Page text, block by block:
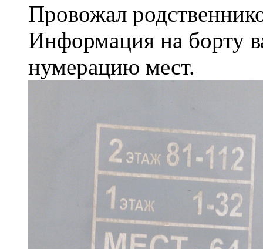
Провожал
Информация на борту
нумерацию мест.